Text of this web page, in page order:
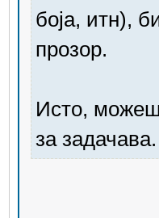
боја, итн),
прозор.
Исто,
за задачава.